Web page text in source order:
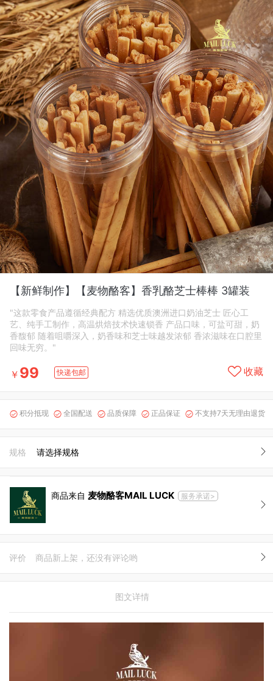
【新鲜制作】【麦物酪客】香乳酪芝士棒棒 3罐装
"这款零⻝产品遵循经典配⽅ 精选优质澳洲进⼝奶油芝⼠ 匠⼼⼯
艺、纯⼿⼯制作，⾼温烘焙技术快速锁⾹ 产品⼝味，可盐可甜，奶
⾹馥郁 随着咀嚼深⼊，奶⾹味和芝⼠味越发浓郁 ⾹浓滋味在⼝腔⾥
回味⽆穷。"
￥ 99 快递包邮 收藏
 积分抵现  全国配送  品质保障  正品保证  不支持7天无理由退货
规格 请选择规格
商品来自 麦物酪客MAIL LUCK 服务承诺>
评价 商品新上架，还没有评论哟
图文详情